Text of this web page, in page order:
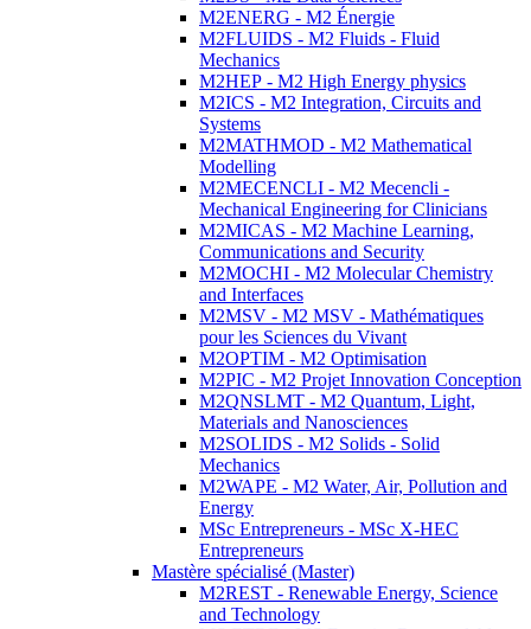
M2ENERG - M2 Énergie
M2FLUIDS - M2 Fluids - Fluid
Mechanics
M2HEP - M2 High Energy physics
M2ICS - M2 Integration, Circuits and
Systems
M2MATHMOD - M2 Mathematical
Modelling
M2MECENCLI - M2 Mecencli -
Mechanical Engineering for Clinicians
M2MICAS - M2 Machine Learning,
Communications and Security
M2MOCHI - M2 Molecular Chemistry
and Interfaces
M2MSV - M2 MSV - Mathématiques
pour les Sciences du Vivant
M2OPTIM - M2 Optimisation
M2PIC - M2 Projet Innovation Conception
M2QNSLMT - M2 Quantum, Light,
Materials and Nanosciences
M2SOLIDS - M2 Solids - Solid
Mechanics
M2WAPE - M2 Water, Air, Pollution and
Energy
MSc Entrepreneurs - MSc X-HEC
Entrepreneurs
Mastère spécialisé (Master)
M2REST - Renewable Energy, Science
and Technology